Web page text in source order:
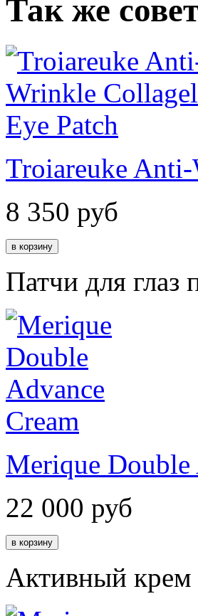
Так же
Troiareuke
8 350 руб
Патчи для
Merique Double
22 000 руб
Активный